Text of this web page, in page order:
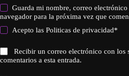
Guarda mi nombre, correo electrónico
navegador para la próxima vez que
Acepto lasPoliticas de privacidad*
Recibir un correo electrónico con los
comentarios a esta entrada.